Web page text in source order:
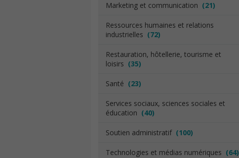
Marketing et communication (21)
Ressources humaines et relations
industrielles (72)
Restauration, hôtellerie, tourisme et
loisirs (35)
Santé (23)
Services sociaux, sciences sociales et
éducation (40)
Soutien administratif (100)
Technologies et médias numériques (64)